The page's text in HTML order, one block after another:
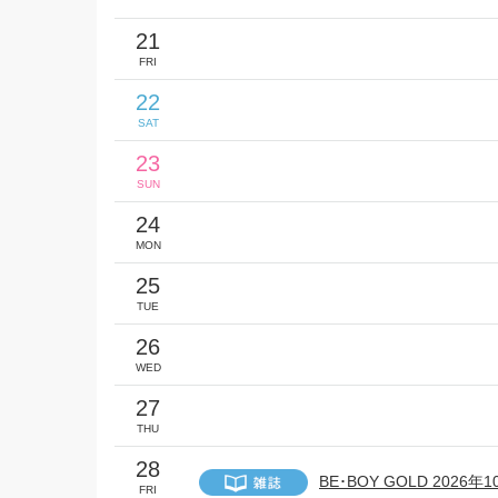
21
FRI
22
SAT
23
SUN
24
MON
25
TUE
26
WED
27
THU
28
FRI BE･BOY GOLD 2026年